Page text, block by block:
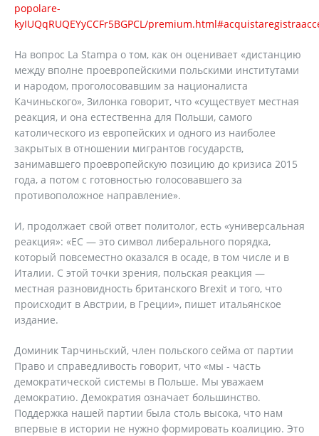
popolare-
kyIUQqRUQEYyCCFr5BGPCL/
На вопрос La Stampa о том, как он оценивает «дистанцию
между вполне проевропейскими польскими институтами
и народом, проголосовавшим за националиста
Качиньского», Зилонка говорит, что «существует местная
реакция, и она естественна для Польши, самого
католического из европейских и одного из наиболее
закрытых в отношении мигрантов государств,
занимавшего проевропейскую позицию до кризиса 2015
года, а потом с готовностью голосовавшего за
противоположное направление».
И, продолжает свой ответ политолог, есть «универсальная
реакция»: «ЕС — это символ либерального порядка,
который повсеместно оказался в осаде, в том числе и в
Италии. С этой точки зрения, польская реакция —
местная разновидность британского Brexit и того, что
происходит в Австрии, в Греции», пишет итальянское
издание.
Доминик Тарчиньский, член польского сейма от партии
Право и справедливость говорит, что «мы - часть
демократической системы в Польше. Мы уважаем
демократию. Демократия означает большинство.
Поддержка нашей партии была столь высока, что нам
впервые в истории не нужно формировать коалицию. Это